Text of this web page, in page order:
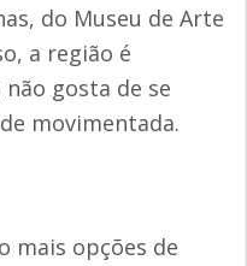
do Museu de Arte
a região é
gosta de se
movimentada.
mais opções de